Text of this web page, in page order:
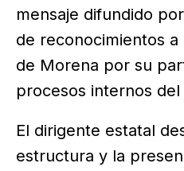
mensaje difundido
de reconocimientos
de Morena por su
procesos internos
El dirigente estatal
estructura y la